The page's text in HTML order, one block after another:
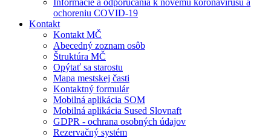
Informácie a odporúčania k novému koronavírusu a
ochoreniu COVID-19
Kontakt
Kontakt MČ
Abecedný zoznam osôb
Štruktúra MČ
Opýtať sa starostu
Mapa mestskej časti
Kontaktný formulár
Mobilná aplikácia SOM
Mobilná aplikácia Sused Slovnaft
GDPR - ochrana osobných údajov
Rezervačný systém